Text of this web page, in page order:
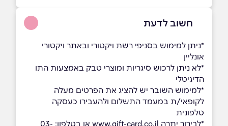
חשוב לדעת
*ניתן למימוש בסניפי רשת ויקטורי ובאתר ויקטורי
אונליין
*לא ניתן לרכוש סיגריות ומוצרי טבק באמצעות התו
הדיגיטלי
*למימוש השובר יש להציג את הפרטים מעלה
לקופאי/ת במעמד התשלום ולהעבירו כעסקה
טלפונית
*לבירור יתרה www.gift-card.co.il
או בטלפון: 03-